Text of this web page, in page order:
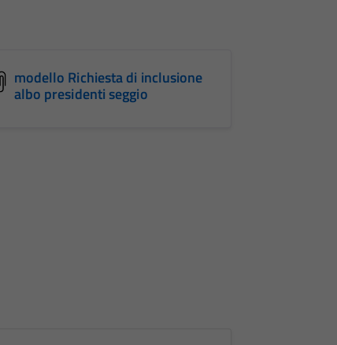
modello Richiesta di inclusione
albo presidenti seggio